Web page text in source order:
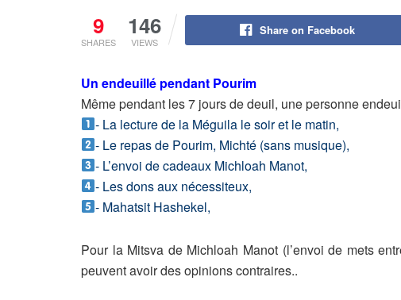
9
SHARES
146
VIEWS
Share on Facebook
Un endeuillé pendant Pourim
Même pendant les 7 jours de deuil, une personne
- La lecture de la Méguila le soir et le matin,
- Le repas de Pourim, Michté (sans musique),
- L’envoi de cadeaux Michloah Manot,
- Les dons aux nécessiteux,
- Mahatsit Hashekel,
Pour la Mitsva de Michloah Manot (l’envoi de mets
peuvent avoir des opinions contraires..